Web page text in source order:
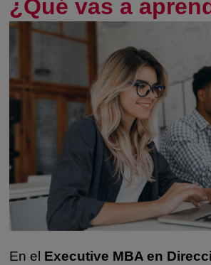
¿Qué vas a
En el Executive MBA en